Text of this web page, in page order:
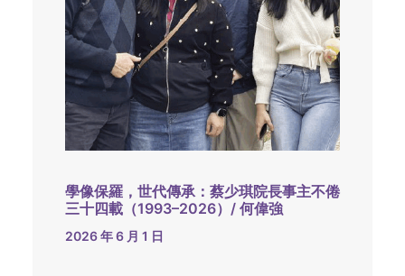
學像保羅，世代傳承：蔡少琪院長事主不倦
三十四載（1993–2026）/ 何偉強
2026 年 6 月 1 日